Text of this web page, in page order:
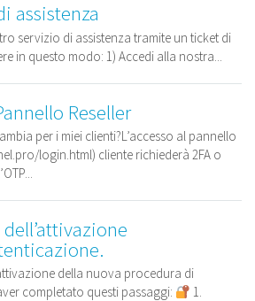
assistenza
servizio di assistenza tramite un ticket di
in questo modo: 1) Accedi alla nostra...
Reseller
per i miei clienti?L’accesso al pannello
login.html) cliente richiederà 2FA o
della nuova procedura di
completato questi passaggi:
1.